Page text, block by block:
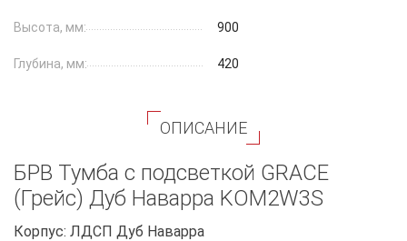
Высота, мм: 900
Глубина, мм: 420
ОПИСАНИЕ
БРВ Тумба с подсветкой GRACE
(Грейс) Дуб Наварра KOM2W3S
Корпус: ЛДСП Дуб Наварра